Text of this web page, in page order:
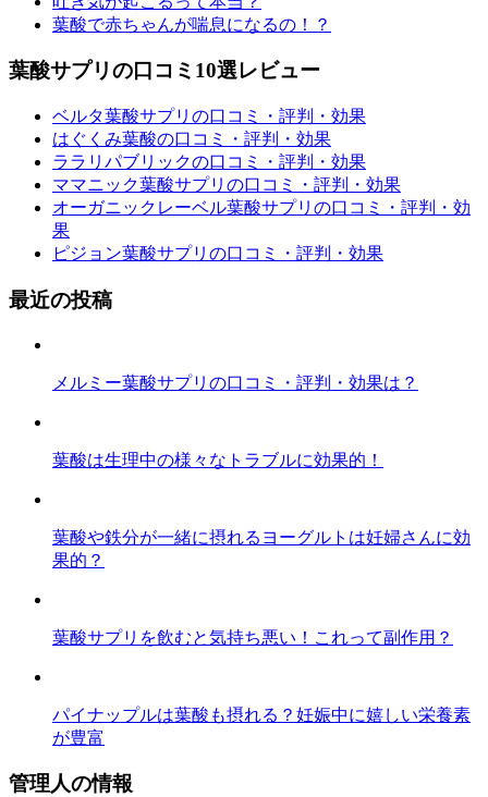
葉酸で赤ちゃんが喘息になるの！？
葉酸サプリの口コミ10選レビュー
ベルタ葉酸サプリの口コミ・評判・効果
はぐくみ葉酸の口コミ・評判・効果
ララリパブリックの口コミ・評判・効果
ママニック葉酸サプリの口コミ・評判・効果
オーガニックレーベル葉酸サプリの口コミ・評判・効
果
ピジョン葉酸サプリの口コミ・評判・効果
最近の投稿
メルミー葉酸サプリの口コミ・評判・効果は？
葉酸は生理中の様々なトラブルに効果的！
葉酸や鉄分が一緒に摂れるヨーグルトは妊婦さんに効
果的？
葉酸サプリを飲むと気持ち悪い！これって副作用？
パイナップルは葉酸も摂れる？妊娠中に嬉しい栄養素
が豊富
管理人の情報